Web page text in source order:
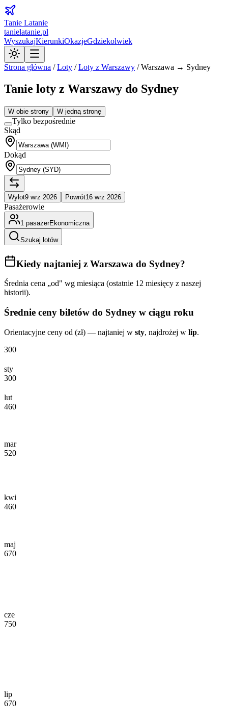
Tanie Latanie
tanielatanie.pl
WyszukajKierunkiOkazjeGdziekolwiek
Strona główna /Loty /Loty z Warszawy /Warszawa → Sydney
Tanie loty z Warszawy do Sydney
W obie strony W jedną stronę
Tylko bezpośrednie
Skąd
Dokąd
Wylot9 wrz 2026 Powrót16 wrz 2026
Pasażerowie
1 pasażerEkonomiczna
Szukaj lotów
Kiedy najtaniej z Warszawa do Sydney?
Średnia cena „od" wg miesiąca (ostatnie 12 miesięcy z naszej
historii).
Średnie ceny biletów do Sydney w ciągu roku
Orientacyjne ceny od (zł) — najtaniej w sty, najdrożej w lip.
300
sty
300
lut
460
mar
520
kwi
460
maj
670
cze
750
lip
670